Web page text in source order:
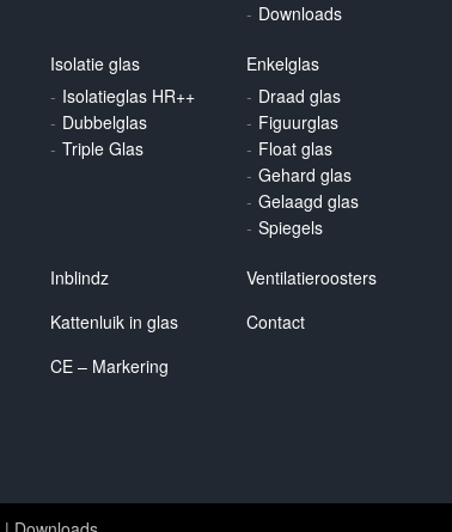
Downloads
Isolatie glas
Isolatieglas HR++
Dubbelglas
Triple Glas
Enkelglas
Draad glas
Figuurglas
Float glas
Gehard glas
Gelaagd glas
Spiegels
Inblindz
Ventilatieroosters
Kattenluik in glas
Contact
CE – Markering